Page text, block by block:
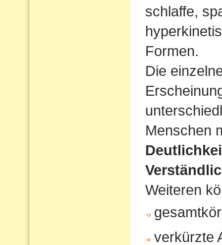
schlaffe,
Formen.
Die
Menschen
Weiteren
verkürzte